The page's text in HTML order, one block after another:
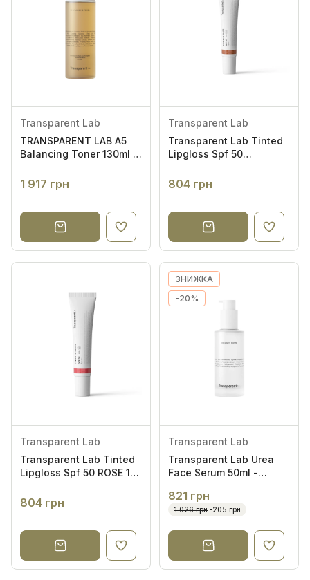
Transparent Lab
TRANSPARENT LAB A5
Balancing Toner 130ml -
антиоксидантною та
очищувальною дією
1 917 грн
Transparent Lab
Transparent Lab Tinted
Lipgloss Spf 50
Бальзам для губ
"Теракотовий"
804 грн
Transparent Lab
Transparent Lab Tinted
Lipgloss Spf 50 ROSE 15
(рожевий)
804 грн
ЗНИЖКА
-20%
Transparent Lab
Transparent Lab Urea
Face Serum 50ml -
із сечовиною (до
01.2027)
821 грн
1 026 грн -205 грн